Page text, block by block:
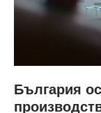
България